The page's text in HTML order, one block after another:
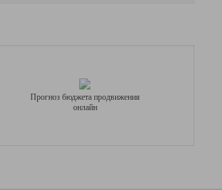
Прогноз бюджета продвижения
онлайн